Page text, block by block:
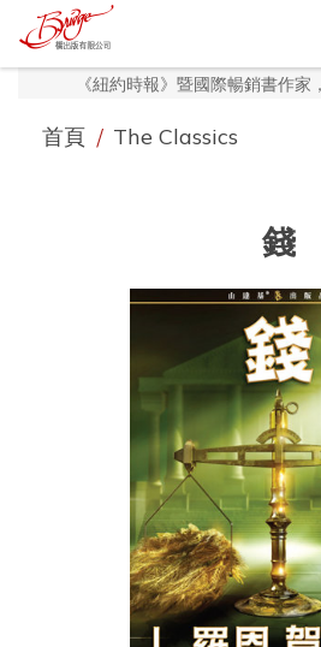
《紐約時報》暨國際暢銷書作家
首頁 / The Classics
錢